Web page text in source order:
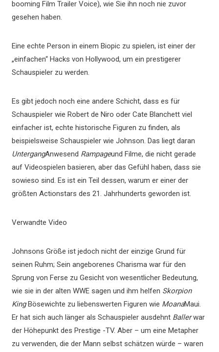
booming Film Trailer Voice), wie Sie ihn noch nie zuvor
gesehen haben.
Eine echte Person in einem Biopic zu spielen, ist einer der
„einfachen“ Hacks von Hollywood, um ein prestigerer
Schauspieler zu werden.
Es gibt jedoch noch eine andere Schicht, dass es für
Schauspieler wie Robert de Niro oder Cate Blanchett viel
einfacher ist, echte historische Figuren zu finden, als
beispielsweise Schauspieler wie Johnson. Das liegt daran
UntergangAnwesend Rampageund Filme, die nicht gerade
auf Videospielen basieren, aber das Gefühl haben, dass sie
sowieso sind. Es ist ein Teil dessen, warum er einer der
größten Actionstars des 21. Jahrhunderts geworden ist.
Verwandte Video
Johnsons Größe ist jedoch nicht der einzige Grund für
seinen Ruhm; Sein angeborenes Charisma war für den
Sprung von Ferse zu Gesicht von wesentlicher Bedeutung,
wie sie in der alten WWE sagen und ihm helfen Skorpion
KingBösewichte zu liebenswerten Figuren wie MoanaMaui.
Er hat sich auch länger als Schauspieler ausdehnt Ballerwar
der Höhepunkt des Prestige -TV. Aber – um eine Metapher
zu verwenden, die der Mann selbst schätzen würde – waren